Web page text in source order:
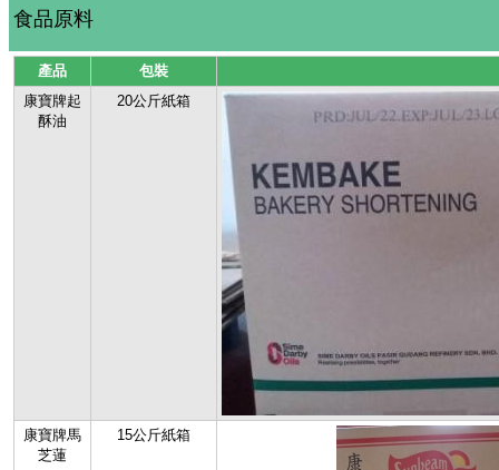
食品原料
產品
包裝
康寶牌起
酥油
20公斤紙箱
康寶牌馬
芝蓮
15公斤紙箱